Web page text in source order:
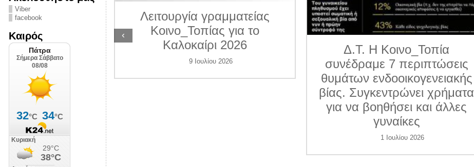
Viber
facebook
Καιρός
Ιουλίου 2026
Λειτουργία γραμματείας
Κοινο_Τοπίας για το
Καλοκαίρι 2026
9 Ιουλίου 2026
Δ.Τ. Η Κοινο_Τοπία
συνέδραμε 7 περιπτώσεις
θυμάτων ενδοοικογενειακής
βίας. Συγκεντρώνει χρήματα
για να βοηθήσει και άλλες
γυναίκες
1 Ιουλίου 2026
‹